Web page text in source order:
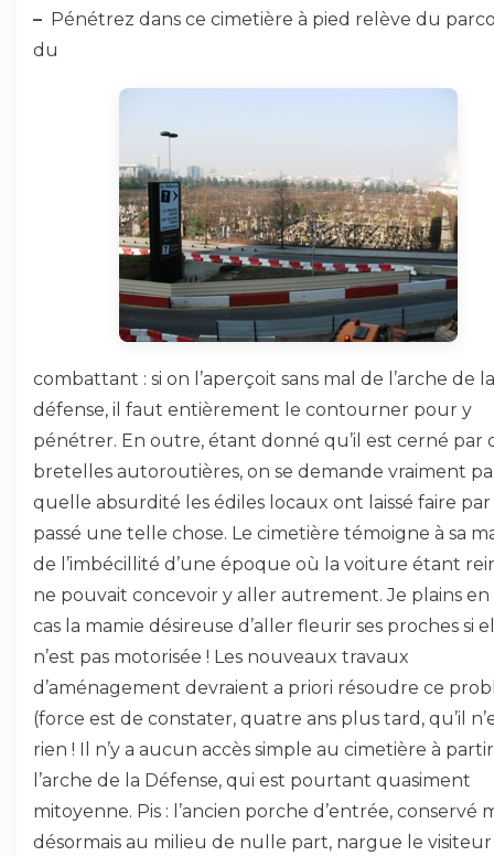
– Pénétrez dans ce cimetière à pied relève du
du
combattant : si on l’aperçoit sans mal de l’arche de la
défense, il faut entièrement le contourner pour y
pénétrer. En outre, étant donné qu’il est cerné par
bretelles autoroutières, on se demande vraiment
quelle absurdité les édiles locaux ont laissé faire
passé une telle chose. Le cimetière témoigne à sa
de l’imbécillité d’une époque où la voiture étant
ne pouvait concevoir y aller autrement. Je plains
cas la mamie désireuse d’aller fleurir ses proches si
n’est pas motorisée ! Les nouveaux travaux
d’aménagement devraient a priori résoudre ce
(force est de constater, quatre ans plus tard, qu’il
rien ! Il n’y a aucun accès simple au cimetière à
l’arche de la Défense, qui est pourtant quasiment
mitoyenne. Pis : l’ancien porche d’entrée, conservé
désormais au milieu de nulle part, nargue le